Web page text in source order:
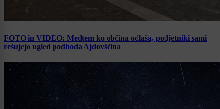
FOTO in VIDEO: Medtem ko občina odlaša, podjetniki sami
rešujejo ugled podhoda Ajdovščina